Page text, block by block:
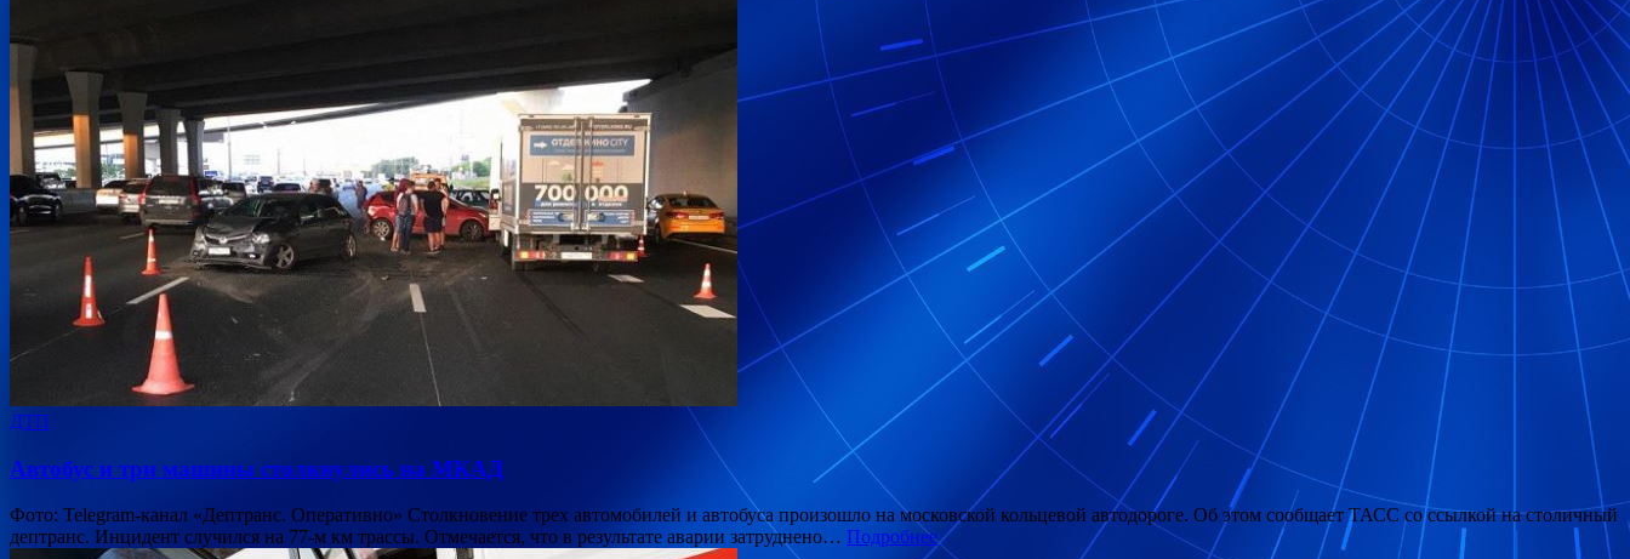
ДТП
Автобус и три машины столкнулись на МКАД
Фото: Telegram-канал «Дептранс. Оперативно» Столкновение трех автомобилей и автобуса произошло на московской кольцевой автодороге. Об этом сообщает ТАСС со ссылкой на столичный
дептранс. Инцидент случился на 77-м км трассы. Отмечается, что в результате аварии затруднено… Подробнее